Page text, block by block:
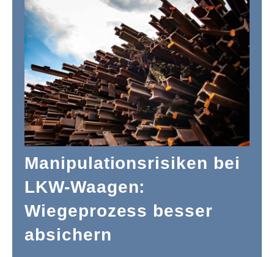
Manipulationsrisiken bei
LKW-Waagen:
Wiegeprozess besser
absichern